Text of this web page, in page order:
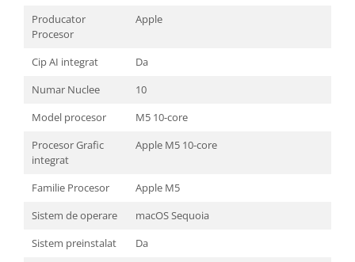
Producator
Procesor
Apple
Cip AI integrat
Da
Numar Nuclee
10
Model procesor
M5 10-core
Procesor Grafic
integrat
Apple M5 10-core
Familie Procesor
Apple M5
Sistem de operare
macOS Sequoia
Sistem preinstalat
Da